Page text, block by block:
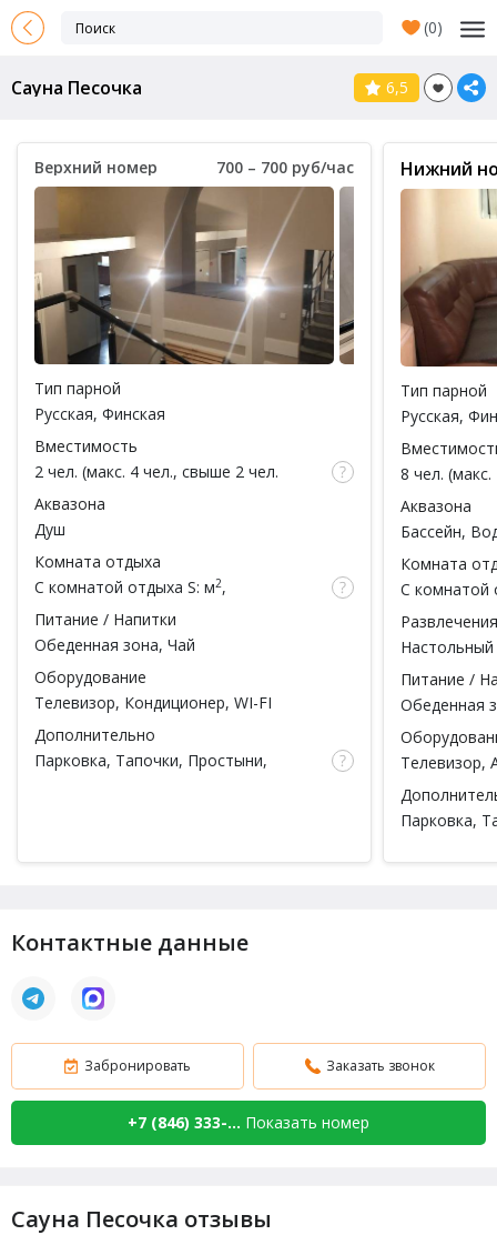
(0)
Сауна Песочка 6,5
Верхний номер 700 – 700 руб/час
Тип парной
Русская, Финская
Вместимость
2 чел. (макс. 4 чел., свыше 2 чел.
чел.)
Аквазона
Душ
Комната отдыха
С комнатой отдыха S: м2,
Питание / Напитки
Обеденная зона, Чай
Оборудование
Телевизор, Кондиционер, WI-FI
Дополнительно
Парковка, Тапочки, Простыни,
Нижний
Тип парной
Русская,
8 чел.
чел.)
Аквазона
Бассейн,
Комната
С комнатой
Развлечения
Настольный
Питание /
Обеденная
Телевизор,
Парковка,
Контактные данные
Забронировать Заказать звонок
+7 (846) 333-... Показать номер
Сауна Песочка отзывы